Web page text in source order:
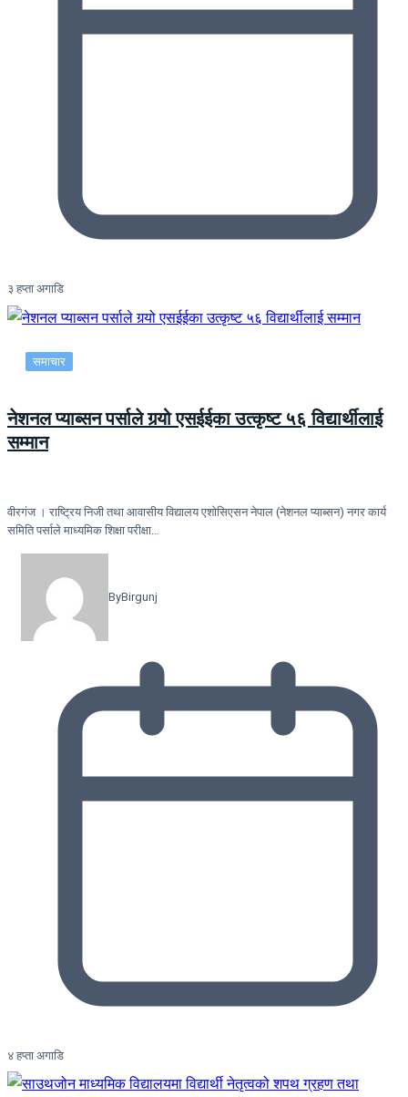
३ हप्ता अगाडि
समाचार
नेशनल प्याब्सन पर्साले गर्‍यो एसईईका उत्कृष्ट ५६ विद्यार्थीलाई
सम्मान
वीरगंज । राष्ट्रिय निजी तथा आवासीय विद्यालय एशोसिएसन नेपाल (नेशनल प्याब्सन) नगर कार्य
समिति पर्साले माध्यमिक शिक्षा परीक्षा…
ByBirgunj
४ हप्ता अगाडि